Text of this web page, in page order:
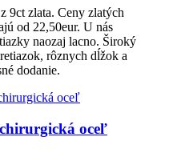
9ct zlata. Ceny zlatých
od 22,50eur. U nás
naozaj lacno. Široký
rôznych dĺžok a
dodanie.
oceľ